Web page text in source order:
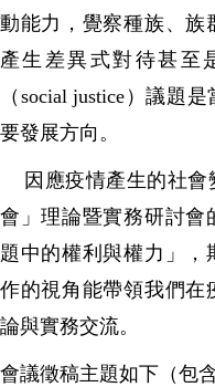
動能力，覺察種族、族
產生差異式對待甚至
（social justice）議題
要發展方向。
因應疫情產生的社
會」理論暨實務研討會
題中的權利與權力」，
作的視角能帶領我們在
論與實務交流。
會議徵稿主題如下（包